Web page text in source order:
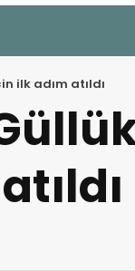
ilk adım atıldı